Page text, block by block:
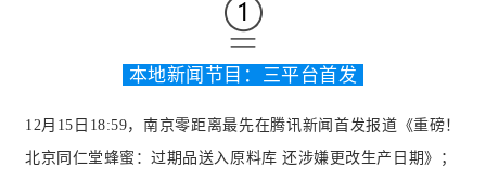
本地新闻节目：三平台首发
12月15日18:59，南京零距离最先在腾讯新闻首发报道《重磅！
北京同仁堂蜂蜜：过期品送入原料库 还涉嫌更改生产日期》；